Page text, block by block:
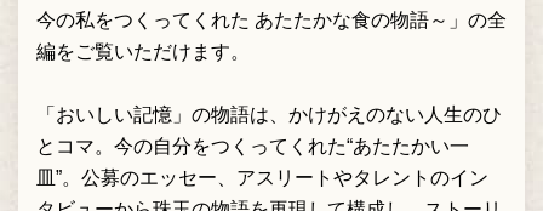
今の私をつくってくれた あたたかな食の物語～」の全
編をご覧いただけます。
「おいしい記憶」の物語は、かけがえのない人生のひ
とコマ。今の自分をつくってくれた“あたたかい一
皿”。公募のエッセー、アスリートやタレントのイン